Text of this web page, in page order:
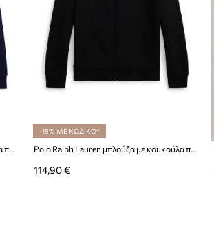
Polo Ralph Lauren μπλούζα με κουκούλα παιδική με βαμβάκι
-15% ΜΕ ΚΩΔΙΚΟ*
Polo Ralph Lauren μπλούζα με κουκούλα παιδική με βαμβάκι
114,90 €